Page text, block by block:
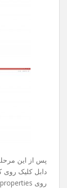
راه حل این
بوجود میاد
دی ان اس هارو